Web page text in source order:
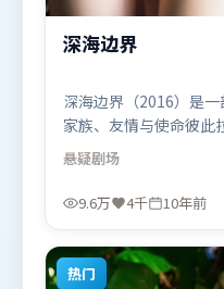
深海边界
深海边界（2016）是一
家族、友情与使命彼此
住心中微光。动作场面
分同样扎实耐嚼。由毕
宇，肖战等联袂出演。
看。
悬疑剧场
9.6万 4千 10年前
热门